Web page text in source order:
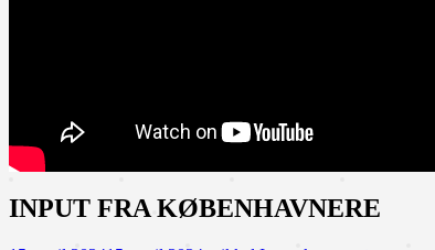
INPUT FRA KØBENHAVNERE